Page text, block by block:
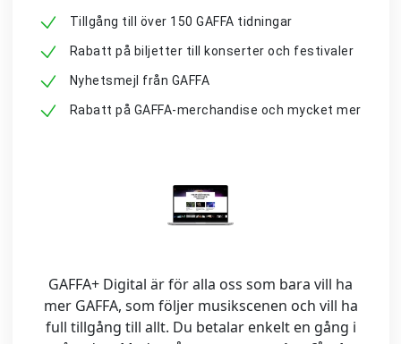
Tillgång till över 150 GAFFA tidningar
Rabatt på biljetter till konserter och festivaler
Nyhetsmejl från GAFFA
Rabatt på GAFFA-merchandise och mycket mer
GAFFA+ Digital är för alla oss som bara vill ha
mer GAFFA, som följer musikscenen och vill ha
full tillgång till allt. Du betalar enkelt en gång i